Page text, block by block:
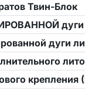
Твин-Блок
дуги
дуги
крепления